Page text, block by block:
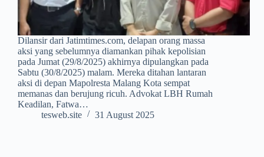
Dilansir dari Jatimtimes.com, delapan orang massa
aksi yang sebelumnya diamankan pihak kepolisian
pada Jumat (29/8/2025) akhirnya dipulangkan pada
Sabtu (30/8/2025) malam. Mereka ditahan lantaran
aksi di depan Mapolresta Malang Kota sempat
memanas dan berujung ricuh. Advokat LBH Rumah
Keadilan, Fatwa…
tesweb.site
31 August 2025